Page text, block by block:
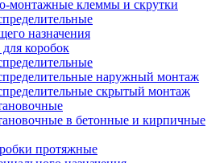
монтажные клеммы и скрутки
назначения
коробок
наружный монтаж
скрытый монтаж
в бетонные и кирпичные
протяжные